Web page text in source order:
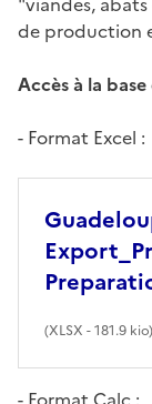
de production
Accès à la
- Format Excel :
(XLSX - 181.9 kio)